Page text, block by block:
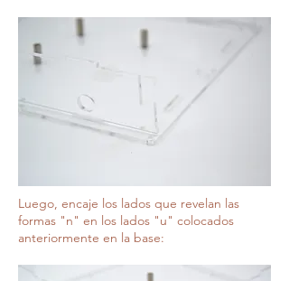
Luego, encaje los lados que revelan las
formas "n" en los lados "u" colocados
anteriormente en la base: